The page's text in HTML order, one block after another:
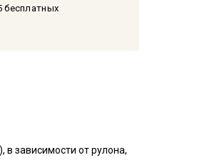
бесплатных
зависимости от рулона,